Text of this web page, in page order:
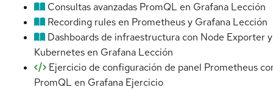
Consultas avanzadas PromQL en Grafana Lección
Recording rules en Prometheus y Grafana Lección
Dashboards de infraestructura con Node Exporter y
Kubernetes en Grafana Lección
Ejercicio de configuración de panel Prometheus
PromQL en Grafana Ejercicio